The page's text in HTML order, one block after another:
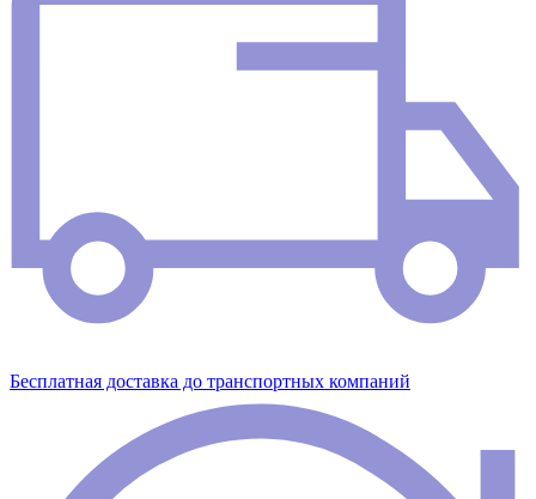
Бесплатная доставка до транспортных компаний